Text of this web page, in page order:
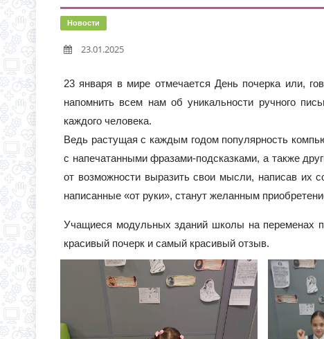
ВРЕМЯ ОТКРЫТИЯ
Новости
23.01.2025
23 января в мире отмечается День почерка или,
напомнить всем нам об уникальности ручного
каждого человека.
Ведь растущая с каждым годом популярность
с напечатанными фразами-подсказками, а также
от возможности выразить свои мысли, написав их
написанные «от руки», станут желанным
Учащиеся модульных зданий школы на переменах
красивый почерк и самый красивый отзыв.